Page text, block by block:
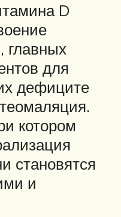
D
главных
для
дефиците
котором
становятся
и